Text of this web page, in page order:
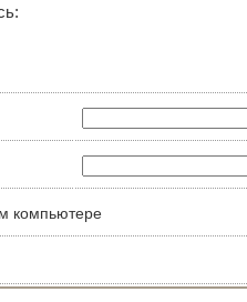
компьютере